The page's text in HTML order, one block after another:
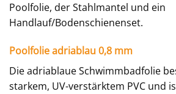
Poolfolie, der Stahlmantel und ein
Handlauf/Bodenschienenset.
Poolfolie adriablau 0,8 mm
Die adriablaue Schwimmbadfolie
starkem, UV-verstärktem PVC und